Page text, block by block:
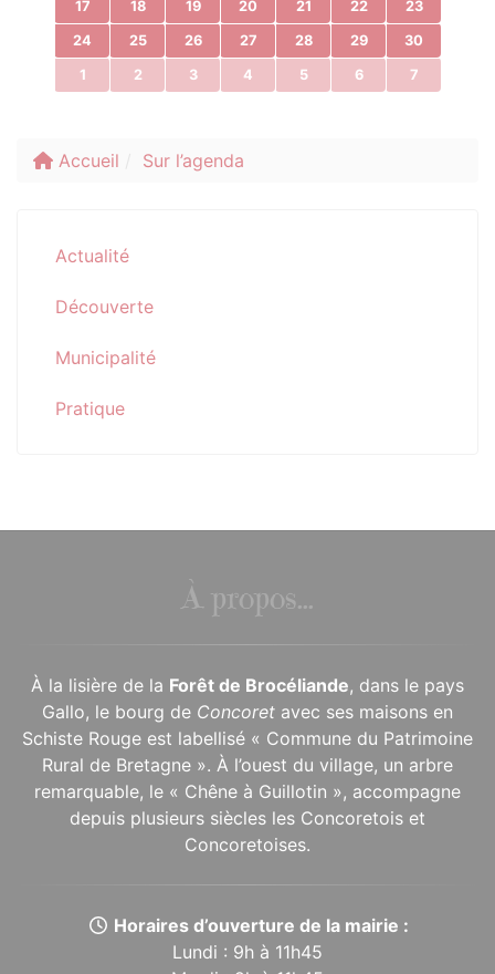
17 18 19 20 21 22 23
24 25 26 27 28 29 30
1 2 3 4 5 6 7
Accueil Sur l’agenda
Actualité
Découverte
Municipalité
Pratique
À propos...
À la lisière de la Forêt de Brocéliande, dans le pays
Gallo, le bourg de Concoret avec ses maisons en
Schiste Rouge est labellisé « Commune du Patrimoine
Rural de Bretagne ». À l’ouest du village, un arbre
remarquable, le « Chêne à Guillotin », accompagne
depuis plusieurs siècles les Concoretois et
Concoretoises.
Horaires d’ouverture de la mairie :
Lundi : 9h à 11h45